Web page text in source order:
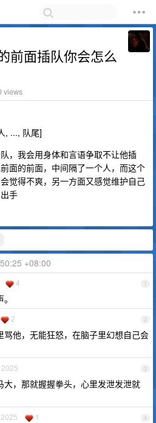
前面插队你会怎么
views
, ..., 队尾]
，我会用身体和言语争取不让他插
面的前面，中间隔了一个人，而这个
觉得不爽，另一方面又感觉维护自己
手
+08:00
1
4
2
2
骂他，无能狂怒，在脑子里幻想自己会
3
大，那就握握拳头，心里发泄发泄就
4
1